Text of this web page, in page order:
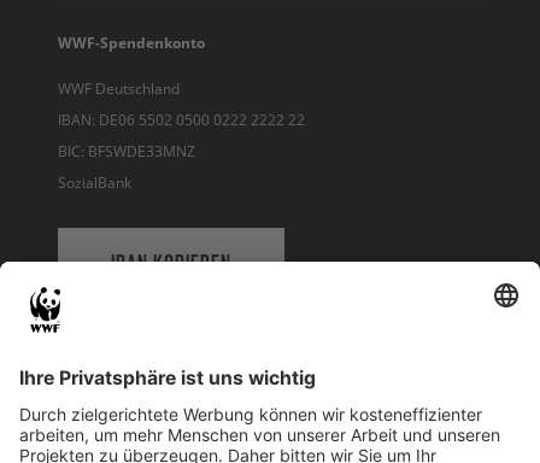
WWF-Spendenkonto
WWF Deutschland
IBAN: DE06 5502 0500 0222 2222 22
BIC: BFSWDE33MNZ
SozialBank
IBAN KOPIEREN
WWF Deutschland